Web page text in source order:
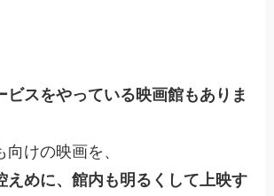
ビスをやっている映画館もありま
けの映画を、
えめに、館内も明るくして上映す